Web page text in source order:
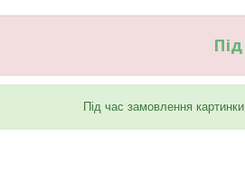
Під час замовлення